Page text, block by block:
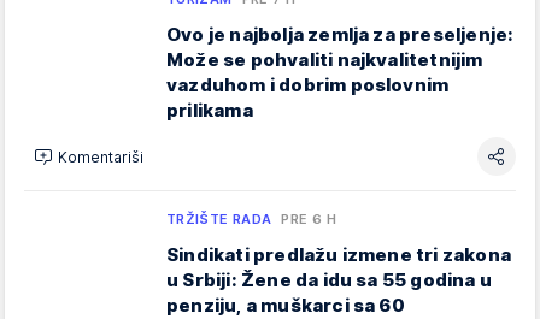
Ovo je najbolja zemlja za preseljenje:
Može se pohvaliti najkvalitetnijim
vazduhom i dobrim poslovnim
prilikama
Komentariši
TRŽIŠTE RADA PRE 6 H
Sindikati predlažu izmene tri zakona
u Srbiji: Žene da idu sa 55 godina u
penziju, a muškarci sa 60